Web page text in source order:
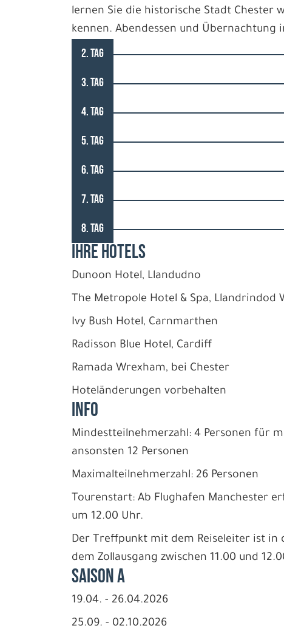
lernen Sie die historische Stadt Chester
kennen. Abendessen und Übernachtung
2. TAG
3. TAG
4. TAG
5. TAG
6. TAG
7. TAG
8. TAG
IHRE HOTELS
Dunoon Hotel, Llandudno
The Metropole Hotel & Spa, Llandrindod
Ivy Bush Hotel, Carnmarthen
Radisson Blue Hotel, Cardiff
Ramada Wrexham, bei Chester
Hoteländerungen vorbehalten
INFO
Mindestteilnehmerzahl: 4 Personen für
ansonsten 12 Personen
Maximalteilnehmerzahl: 26 Personen
Tourenstart: Ab Flughafen Manchester
um 12.00 Uhr.
Der Treffpunkt mit dem Reiseleiter ist in
dem Zollausgang zwischen 11.00 und
Saison A
19.04. - 26.04.2026
25.09. - 02.10.2026